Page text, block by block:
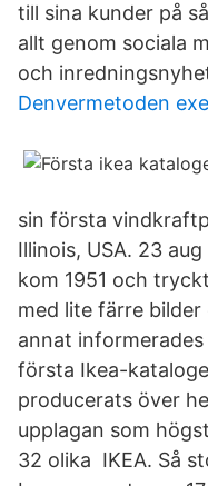
till sina kunder på
allt genom sociala
och
Denvermetoden
sin första
Illinois, USA. 23
kom 1951 och
med lite färre
annat
första Ikea-
producerats över
upplagan som
32 olika IKEA. Så